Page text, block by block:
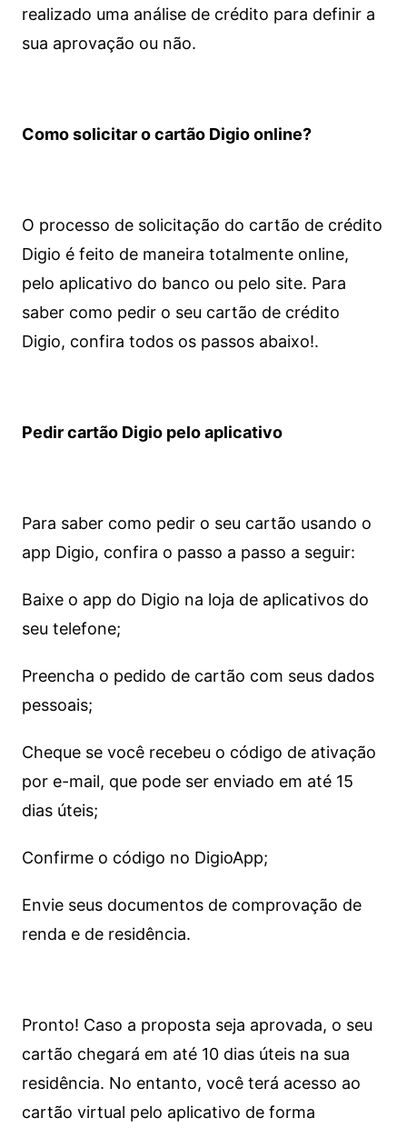
realizado uma análise de crédito para definir a
sua aprovação ou não.
Como solicitar o cartão Digio online?
O processo de solicitação do cartão de crédito
Digio é feito de maneira totalmente online,
pelo aplicativo do banco ou pelo site. Para
saber como pedir o seu cartão de crédito
Digio, confira todos os passos abaixo!.
Pedir cartão Digio pelo aplicativo
Para saber como pedir o seu cartão usando o
app Digio, confira o passo a passo a seguir:
Baixe o app do Digio na loja de aplicativos do
seu telefone;
Preencha o pedido de cartão com seus dados
pessoais;
Cheque se você recebeu o código de ativação
por e-mail, que pode ser enviado em até 15
dias úteis;
Confirme o código no DigioApp;
Envie seus documentos de comprovação de
renda e de residência.
Pronto! Caso a proposta seja aprovada, o seu
cartão chegará em até 10 dias úteis na sua
residência. No entanto, você terá acesso ao
cartão virtual pelo aplicativo de forma